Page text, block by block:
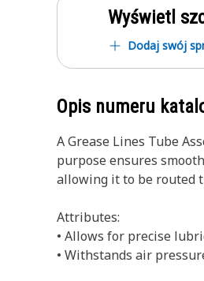
Wyświetl
Dodaj swój
Opis numeru
A Grease Lines Tube
purpose ensures
allowing it to be routed
Attributes:
• Allows for precise
• Withstands air